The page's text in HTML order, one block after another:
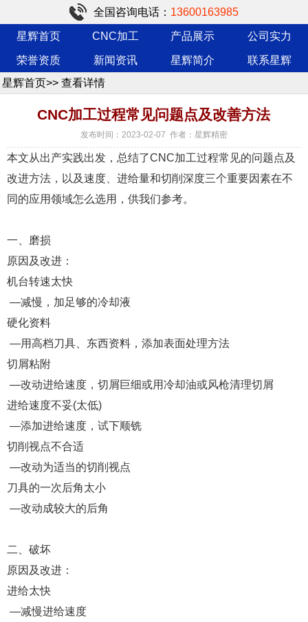
全国咨询电话： 13600163985
星辉首页 CNC加工 产品展示 公司实力
荣誉资质 新闻资讯 星辉简介
联系星辉
星辉首页>> 查看详情
CNC加工过程常见问题点及改善方法
发布时间：2023-02-07 作者：星辉精密
本文从出产实践出发，总结了CNC加工过程常见的问题点及
改进方法，以及速度、进给量和切削深度三个重要因素在不
同的应用领域怎么选用，供我们参考。
一、磨损
原因及改进：
机台转速太快
—减慢，加足够的冷却液
硬化资料
—用高档刀具、东西资料，添加表面处理方法
切屑粘附
—改动进给速度，切屑巨细或用冷却油或风枪清理切屑
进给速度不妥(太低)
—添加进给速度，试下顺铣
切削视点不合适
—改动为适当的切削视点
刀具的一次后角太小
—改动成较大的后角
二、破坏
原因及改进：
进给太快
—减慢进给速度